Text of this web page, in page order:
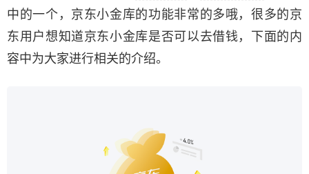
中的一个，京东小金库的功能非常的多哦，很多的京
东用户想知道京东小金库是否可以去借钱，下面的内
容中为大家进行相关的介绍。